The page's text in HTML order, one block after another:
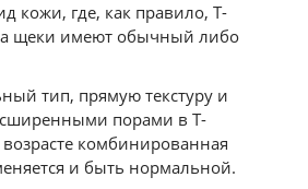
кожи, где, как правило, Т-
а щеки имеют обычный либо
тип, прямую текстуру и
порами в Т-
комбинированная
и быть нормальной.